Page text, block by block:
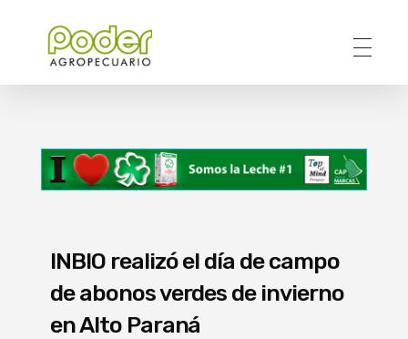
INBIO realizó el día de campo
de abonos verdes de invierno
en Alto Paraná